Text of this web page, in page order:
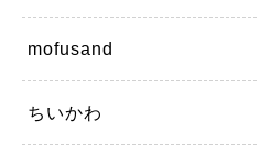
mofusand
ちいかわ